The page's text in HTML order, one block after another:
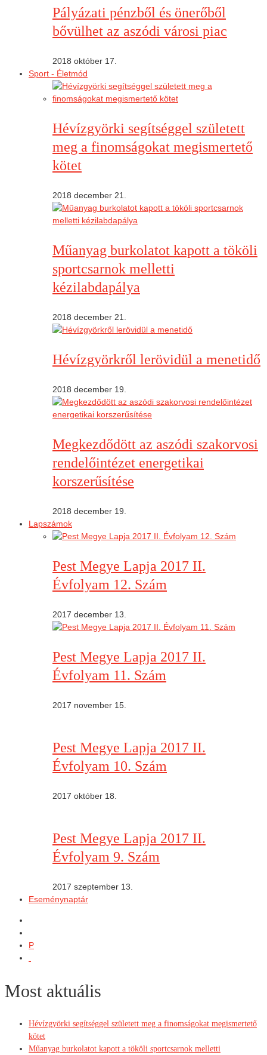
Pályázati pénzből és önerőből
bővülhet az aszódi városi piac
2018 október 17.
Sport - Életmód
Hévízgyörki segítséggel született
meg a finomságokat megismertető
kötet
2018 december 21.
Műanyag burkolatot kapott a tököli
sportcsarnok melletti
kézilabdapálya
2018 december 21.
Hévízgyörkről lerövidül a menetidő
2018 december 19.
Megkezdődött az aszódi szakorvosi
rendelőintézet energetikai
korszerűsítése
2018 december 19.
Lapszámok
Pest Megye Lapja 2017 II.
Évfolyam 12. Szám
2017 december 13.
Pest Megye Lapja 2017 II.
Évfolyam 11. Szám
2017 november 15.
Pest Megye Lapja 2017 II.
Évfolyam 10. Szám
2017 október 18.
Pest Megye Lapja 2017 II.
Évfolyam 9. Szám
2017 szeptember 13.
Eseménynaptár
P
Most aktuális
Hévízgyörki segítséggel született meg a finomságokat megismertető
kötet
Műanyag burkolatot kapott a tököli sportcsarnok melletti